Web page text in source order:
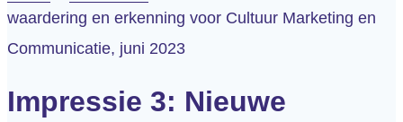
waardering en erkenning voor Cultuur Marketing en
Communicatie, juni 2023
Impressie 3: Nieuwe